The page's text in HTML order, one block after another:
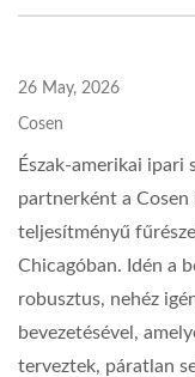
26 May, 2026
Cosen
Észak-amerikai ipari
partnerként a Cosen
teljesítményű
Chicagóban. Idén a
robusztus, nehéz
bevezetésével,
terveztek, páratlan